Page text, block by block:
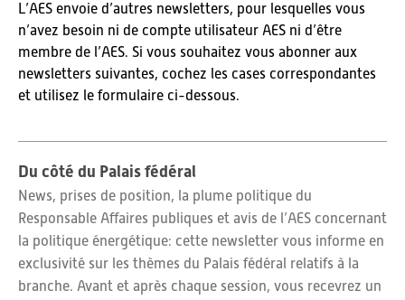
L’AES envoie d’autres newsletters, pour lesquelles vous
n’avez besoin ni de compte utilisateur AES ni d’être
membre de l’AES. Si vous souhaitez vous abonner aux
newsletters suivantes, cochez les cases correspondantes
et utilisez le formulaire ci-dessous.
Du côté du Palais fédéral
News, prises de position, la plume politique du
Responsable Affaires publiques et avis de l’AES concernant
la politique énergétique: cette newsletter vous informe en
exclusivité sur les thèmes du Palais fédéral relatifs à la
branche. Avant et après chaque session, vous recevrez un